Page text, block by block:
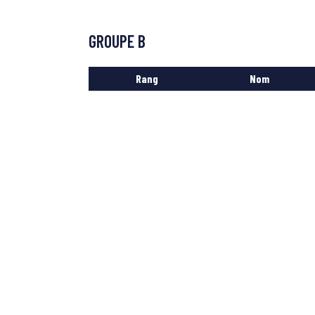
GROUPE B
Rang Nom